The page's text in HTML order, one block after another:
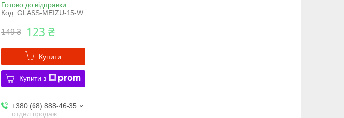
Готово до відправки
Код: GLASS-MEIZU-15-W
149 ₴ 123 ₴
Купити
Купити з
+380 (68) 888-46-35
отдел продаж